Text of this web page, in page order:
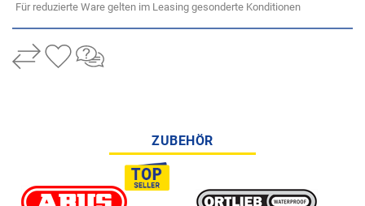
Für reduzierte Ware gelten im Leasing gesonderte Konditionen
ZUBEHÖR